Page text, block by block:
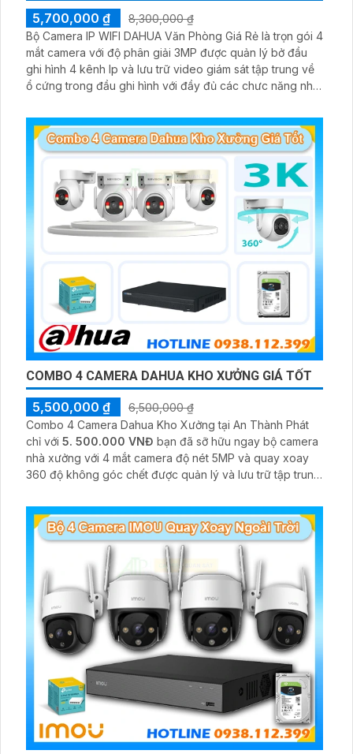
5,700,000 ₫
8,300,000 ₫
Bộ Camera IP WIFI DAHUA Văn Phòng Giá Rẻ là trọn gói 4
mắt camera với độ phân giải 3MP được quản lý bở đầu
ghi hình 4 kênh Ip và lưu trữ video giám sát tập trung về
ổ cứng trong đầu ghi hình với đầy đủ các chưc năng như
giám sát có màu vào ban đêm
COMBO 4 CAMERA DAHUA KHO XƯỞNG GIÁ TỐT
5,500,000 ₫
6,500,000 ₫
Combo 4 Camera Dahua Kho Xưởng tại An Thành Phát
chỉ với 5. 500.000 VNĐ bạn đã sỡ hữu ngay bộ camera
nhà xưởng với 4 mắt camera độ nét 5MP và quay xoay
360 độ không góc chết được quản lý và lưu trữ tập trung